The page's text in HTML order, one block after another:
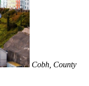
Cobh, County